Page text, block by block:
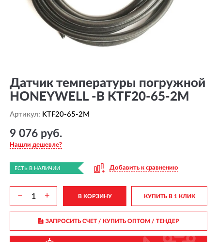
Датчик температуры погружной
HONEYWELL -B KTF20-65-2M
Артикул: KTF20-65-2M
9 076 руб.
Нашли дешевле?
ЕСТЬ В НАЛИЧИИ Добавить к сравнению
− + В КОРЗИНУ КУПИТЬ В 1 КЛИК
ЗАПРОСИТЬ СЧЕТ / КУПИТЬ ОПТОМ/ ТЕНДЕР